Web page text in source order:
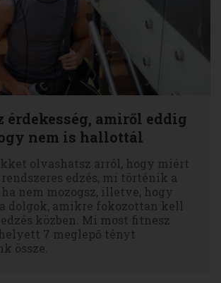
érdekesség, amiről eddig
nem is hallottál
olvashatsz arról, hogy miért
rendszeres edzés, mi történik a
nem mozogsz, illetve, hogy
dolgok, amikre fokozottan kell
közben. Mi most fitnesz
7 meglepő tényt
össze.